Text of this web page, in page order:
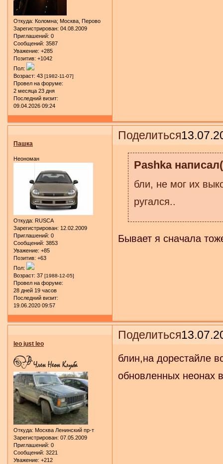
Откуда: Коломна; Москва, Перово
Зарегистрирован: 04.08.2009
Приглашений: 0
Сообщений: 3587
Уважение: +285
Позитив: +1042
Пол:
Возраст: 43 [1982-11-07]
Провел на форуме:
2 месяца 23 дня
Последний визит:
09.04.2026 09:24
Поделиться
Пашка
Неономан
Откуда: RUSCA
Зарегистрирован: 12.02.2009
Приглашений: 0
Сообщений: 3853
Уважение: +85
Позитив: +63
Пол:
Возраст: 37 [1988-12-05]
Провел на форуме:
28 дней 19 часов
Последний визит:
19.06.2020 09:57
Pashka
бли, не мог их
ругался..
Бывает я сначала
Поделиться
leo just leo
Откуда: Москва Ленинский пр-т
Зарегистрирован: 07.05.2009
Приглашений: 0
Сообщений: 3221
Уважение: +212
блин,на дорестайле
обновленных неонах